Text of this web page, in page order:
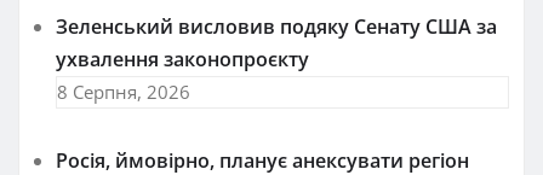
Зеленський висловив подяку Сенату США за
ухвалення законопроєкту
8 Серпня, 2026
Росія, ймовірно, планує анексувати регіон